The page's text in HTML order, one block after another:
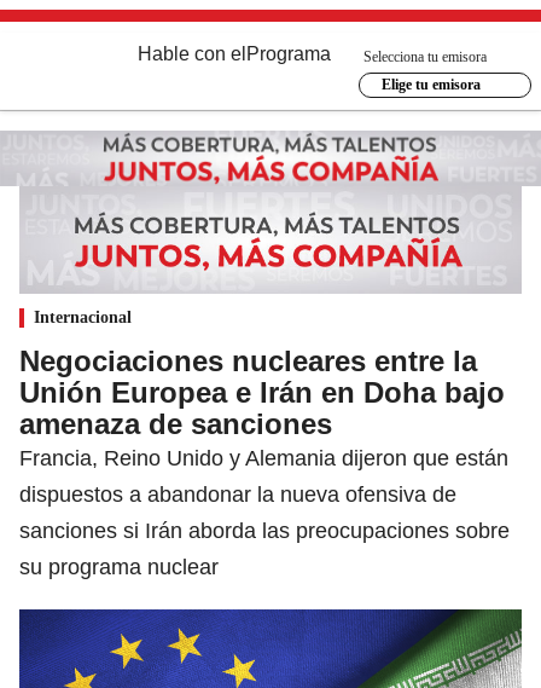
Hable con el Programa
Selecciona tu emisora
Elige tu emisora
Internacional
Negociaciones nucleares entre la
Unión Europea e Irán en Doha bajo
amenaza de sanciones
Francia, Reino Unido y Alemania dijeron que están
dispuestos a abandonar la nueva ofensiva de
sanciones si Irán aborda las preocupaciones sobre
su programa nuclear